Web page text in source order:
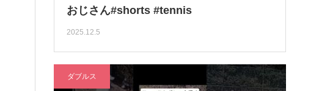
おじさん#shorts #tennis
2025.12.5
ダブルス